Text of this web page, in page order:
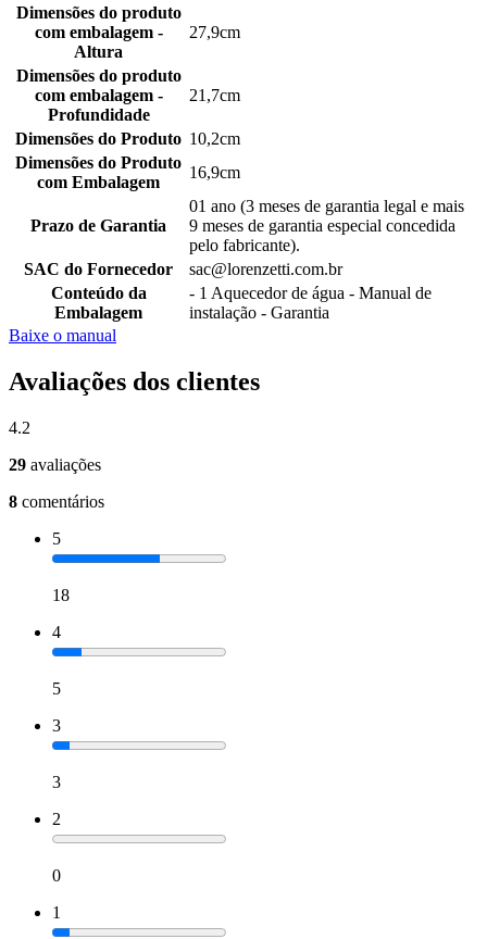
Dimensões do produto
com embalagem -
Altura
27,9cm
Dimensões do produto
com embalagem -
Profundidade
21,7cm
Dimensões do Produto 10,2cm
Dimensões do Produto
com Embalagem
16,9cm
Prazo de Garantia
01 ano (3 meses de garantia legal e mais
9 meses de garantia especial concedida
pelo fabricante).
SAC do Fornecedor
sac@lorenzetti.com.br
Conteúdo da
Embalagem
- 1 Aquecedor de água - Manual de
instalação - Garantia
Baixe o manual
Avaliações dos clientes
4.2
29 avaliações
8 comentários
5
18
4
5
3
3
2
0
1